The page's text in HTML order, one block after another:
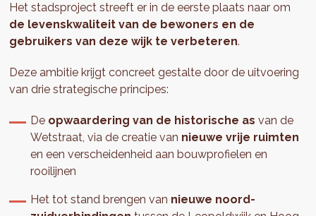
Het stadsproject streeft er in de eerste plaats naar om
de levenskwaliteit van de bewoners en de
gebruikers van deze wijk te verbeteren.
Deze ambitie krijgt concreet gestalte door de uitvoering
van drie strategische principes:
De opwaardering van de historische as van de
Wetstraat, via de creatie van nieuwe vrije ruimten
en een verscheidenheid aan bouwprofielen en
rooilijnen
Het tot stand brengen van nieuwe noord-